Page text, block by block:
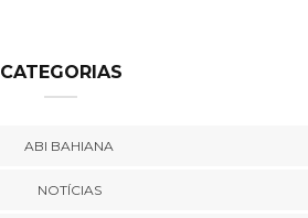
CATEGORIAS
ABI BAHIANA
NOTÍCIAS